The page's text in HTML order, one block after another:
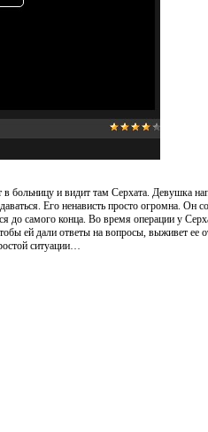
в больницу и видит там Серхата. Девушка
Его ненависть просто огромна. Он
самого конца. Во время операции у
ей дали ответы на вопросы, выживет ее
ситуации…